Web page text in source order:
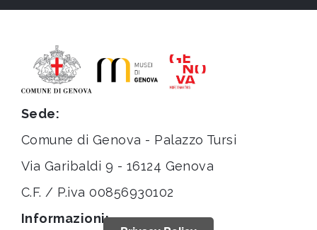
Sede:
Comune di Genova - Palazzo Tursi
Via Garibaldi 9 - 16124 Genova
C.F. / P.iva 00856930102
Informazioni: